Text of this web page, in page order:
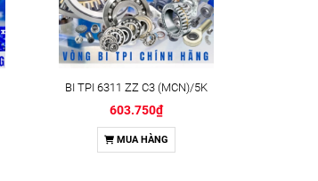
BI TPI 6311 ZZ C3 (MCN)/5K
603.750₫
MUA HÀNG